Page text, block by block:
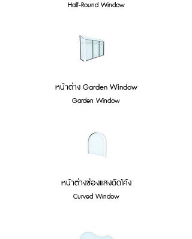
Half-Round Window
หน้าต่าง Garden Window
Garden Window
หน้าต่างช่องแสงดัดโค้ง
Curved Window